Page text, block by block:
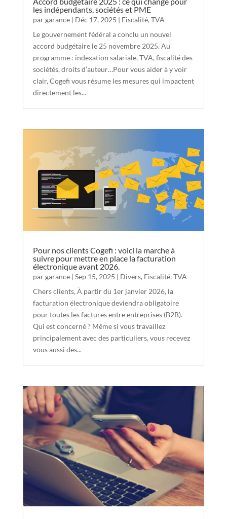
les indépendants, sociétés et PME
pargarance| Déc 17, 2025 | Fiscalité, TVA
Le gouvernement fédéral a conclu un nouvel
accord budgétaire le 25 novembre 2025. Au
programme : indexation salariale, TVA, fiscalité des
sociétés, droits d’auteur…Pour vous aider à y voir
clair, Cogefi vous résume les mesures qui impactent
directement les...
Pour nos clients Cogefi : voici la marche à
suivre pour mettre en place la facturation
électronique avant 2026.
pargarance| Sep 15, 2025 | Divers, Fiscalité, TVA
Chers clients, À partir du 1er janvier 2026, la
facturation électronique deviendra obligatoire
pour toutes les factures entre entreprises (B2B).
Qui est concerné ? Même si vous travaillez
principalement avec des particuliers, vous recevez
vous aussi des...